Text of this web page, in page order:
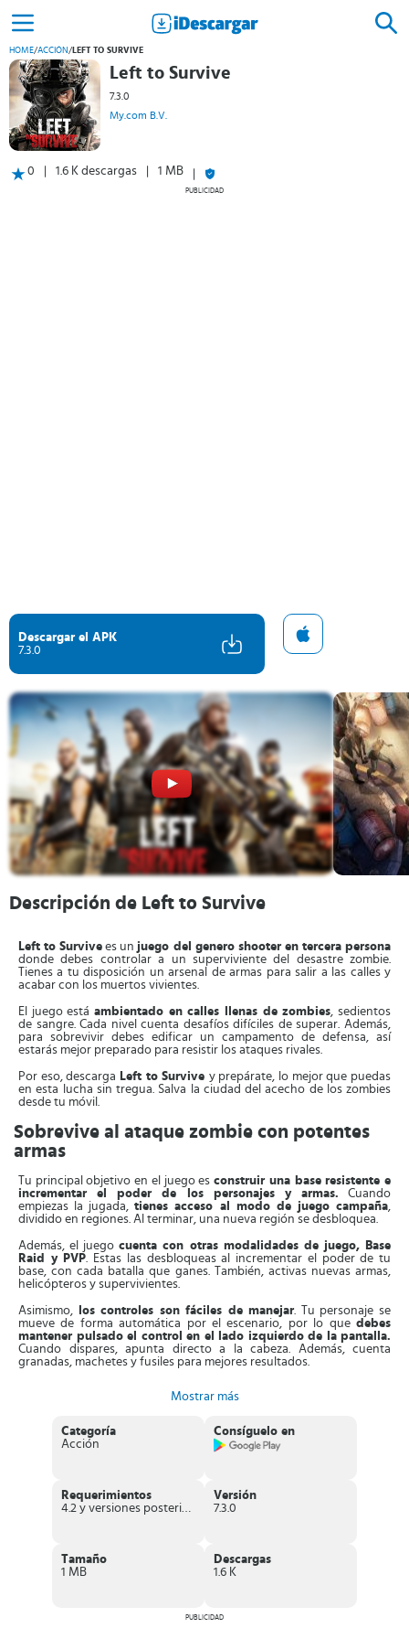
HOME/ACCIÓN/ LEFT TO SURVIVE
Left to Survive
7.3.0
My.com B.V.
0 1.6 K descargas 1 MB
PUBLICIDAD
Descargar el APK
7.3.0
Descripción de Left to Survive
Left to Survive es un juego del genero shooter en tercera persona
donde debes controlar a un superviviente del desastre zombie.
Tienes a tu disposición un arsenal de armas para salir a las calles y
acabar con los muertos vivientes.
El juego está ambientado en calles llenas de zombies, sedientos
de sangre. Cada nivel cuenta desafíos difíciles de superar. Además,
para sobrevivir debes edificar un campamento de defensa, así
estarás mejor preparado para resistir los ataques rivales.
Por eso, descarga Left to Survive y prepárate, lo mejor que puedas
en esta lucha sin tregua. Salva la ciudad del acecho de los zombies
desde tu móvil.
Sobrevive al ataque zombie con potentes
armas
Tu principal objetivo en el juego esconstruir una base resistente e
incrementar el poder de los personajes y armas. Cuando
empiezas la jugada,tienes acceso al modo de juego campaña,
dividido en regiones. Al terminar, una nueva región se desbloquea.
Además, el juegocuenta con otras modalidades de juego, Base
Raid y PVP. Estas las desbloqueas al incrementar el poder de tu
base, con cada batalla que ganes. También, activas nuevas armas,
helicópteros y supervivientes.
Asimismo, los controles son fáciles de manejar. Tu personaje se
mueve de forma automática por el escenario, por lo que debes
mantener pulsado el control en el lado izquierdo de la pantalla.
Cuando dispares, apunta directo a la cabeza. Además, cuenta
granadas, machetes y fusiles para mejores resultados.
Aparte de esto, al finalizar el modo campaña,
a los héroes disponibles.La jugada la empiezas con Michael
Tanya Levine, hieres más del 12% con una escopeta a la horda de
zombies.
se torne azul escoge el héroe que quieres. Por otro lado, el juego se
desarrolla en tercera persona, peropuedes hacer ajustes para
atender tu base armada y mejorar su resistencia.
PVP, debes incrementar la potencia de la base
al construir instalaciones y mejorar su aspecto con frecuencia. Las
A medida que construyes, en pantalla puedes consultar en la parte
Mostrar más
Categoría
Acción
Consíguelo en
Requerimientos
4.2 y versiones posteriores
Versión
7.3.0
Tamaño
1 MB
Descargas
1.6 K
PUBLICIDAD